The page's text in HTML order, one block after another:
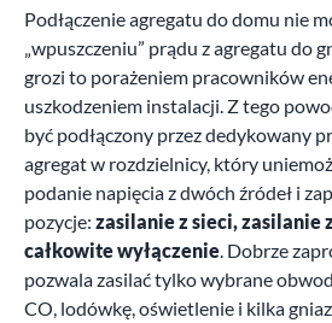
Podłączenie agregatu do domu nie
„wpuszczeniu” prądu z agregatu do
grozi to porażeniem pracowników
uszkodzeniem instalacji. Z tego
być podłączony przez dedykowany
agregat w rozdzielnicy, który
podanie napięcia z dwóch źródeł i
pozycje: zasilanie z sieci, zasilanie
całkowite wyłączenie. Dobrze
pozwala zasilać tylko wybrane
CO, lodówkę, oświetlenie i kilka